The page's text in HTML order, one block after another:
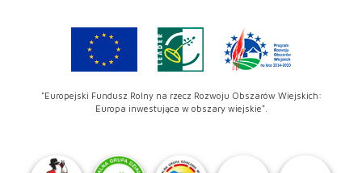
"Europejski Fundusz Rolny na rzecz Rozwoju Obszarów Wiejskich:
Europa inwestująca w obszary wiejskie".